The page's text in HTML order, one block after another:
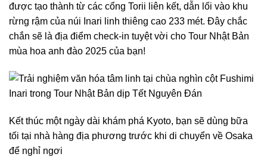
được tạo thành từ các cổng Torii liên kết, dẫn lối vào khu
rừng rậm của núi Inari linh thiêng cao 233 mét. Đây chắc
chắn sẽ là địa điểm check-in tuyệt vời cho Tour Nhật Bản
mùa hoa anh đào 2025 của bạn!
Kết thúc một ngày dài khám phá Kyoto, bạn sẽ dùng bữa
tối tại nhà hàng địa phương trước khi di chuyển về Osaka
để nghỉ ngơi